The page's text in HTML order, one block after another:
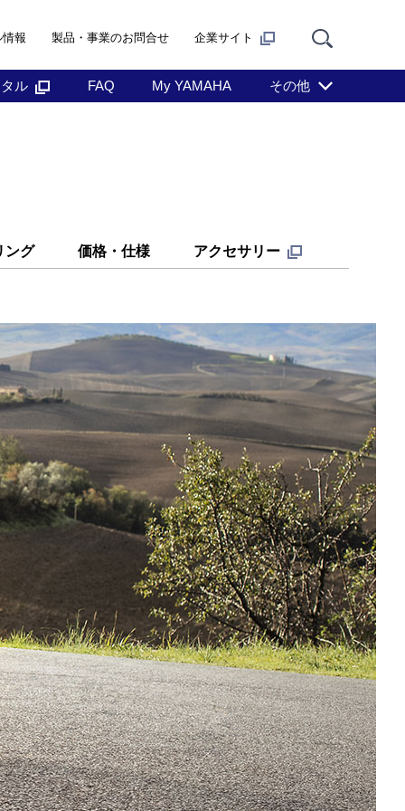
報 製品・事業のお問合せ 企業サイト
ル FAQ My YAMAHA その他
ング 価格・仕様 アクセサリー